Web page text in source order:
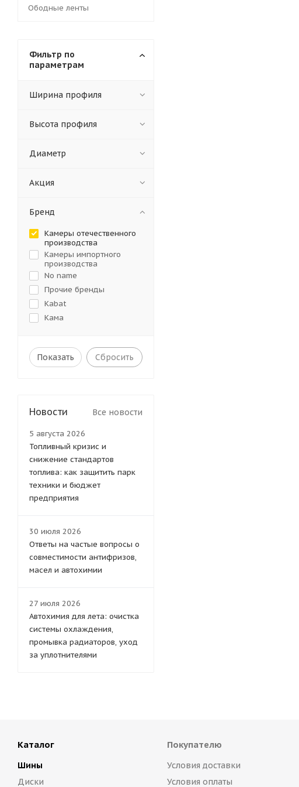
Ободные ленты
Фильтр по
параметрам
Ширина профиля
Высота профиля
Диаметр
Акция
Бренд
Камеры отечественного
производства
Камеры импортного
производства
No name
Прочие бренды
Kabat
Кама
Сбросить
Новости Все новости
5 августа 2026
Топливный кризис и
снижение стандартов
топлива: как защитить парк
техники и бюджет
предприятия
30 июля 2026
Ответы на частые вопросы о
совместимости антифризов,
масел и автохимии
27 июля 2026
Автохимия для лета: очистка
системы охлаждения,
промывка радиаторов, уход
за уплотнителями
Каталог
Шины
Диски
Покупателю
Условия доставки
Условия оплаты